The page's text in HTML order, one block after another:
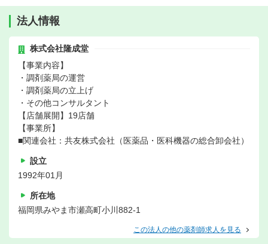
法人情報
株式会社隆成堂
【事業内容】
・調剤薬局の運営
・調剤薬局の立上げ
・その他コンサルタント
【店舗展開】19店舗
【事業所】
■関連会社：共友株式会社（医薬品・医科機器の総合卸会社）
設立
1992年01月
所在地
福岡県みやま市瀬高町小川882-1
この法人の他の薬剤師求人を見る